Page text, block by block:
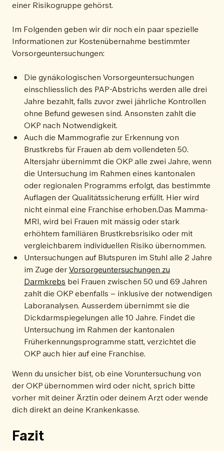
einer Risikogruppe gehörst.
Im Folgenden geben wir dir noch ein paar spezielle
Informationen zur Kostenübernahme bestimmter
Vorsorgeuntersuchungen:
Die gynäkologischen Vorsorgeuntersuchungen
einschliesslich des PAP-Abstrichs werden alle drei
Jahre bezahlt, falls zuvor zwei jährliche Kontrollen
ohne Befund gewesen sind. Ansonsten zahlt die
OKP nach Notwendigkeit.
Auch die Mammografie zur Erkennung von
Brustkrebs für Frauen ab dem vollendeten 50.
Altersjahr übernimmt die OKP alle zwei Jahre, wenn
die Untersuchung im Rahmen eines kantonalen
oder regionalen Programms erfolgt, das bestimmte
Auflagen der Qualitätssicherung erfüllt. Hier wird
nicht einmal eine Franchise erhoben.Das Mamma-
MRI, wird bei Frauen mit mässig oder stark
erhöhtem familiären Brustkrebsrisiko oder mit
vergleichbarem individuellen Risiko übernommen.
Untersuchungen auf Blutspuren im Stuhl alle 2 Jahre
im Zuge derVorsorgeuntersuchungen zu
Darmkrebs bei Frauen zwischen 50 und 69 Jahren
zahlt die OKP ebenfalls – inklusive der notwendigen
Laboranalysen. Ausserdem übernimmt sie die
Dickdarmspiegelungen alle 10 Jahre. Findet die
Untersuchung im Rahmen der kantonalen
Früherkennungsprogramme statt, verzichtet die
OKP auch hier auf eine Franchise.
Wenn du unsicher bist, ob eine Voruntersuchung von
der OKP übernommen wird oder nicht, sprich bitte
vorher mit deiner Ärztin oder deinem Arzt oder wende
dich direkt an deine Krankenkasse.
Fazit